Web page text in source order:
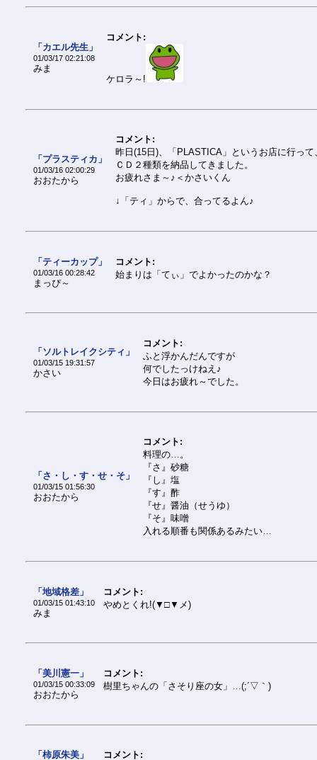
「カエル先生」
01/03/17 02:21:08
みま
コメント:
ケロラ～!
「プラスティカ」
01/03/16 02:00:29
おおたから
コメント:
昨日(15日)、「PLASTICA」というお店に行って
ＣＤ２種類を納品してきました。
お疲れさま～♪＜かさいくん
↓「ティ」からで、合ってるよん♪
「ティーカップ」
01/03/16 00:28:42
まっぴ～
コメント:
始まりは「てぃ」でよかったのかな？
「ソルトレイクシティ」
01/03/15 19:31:57
かさい
コメント:
ふと浮かんだんですが
何でしたっけねえ♪
今日はお疲れ～でした。
「さ・し・す・せ・そ」
01/03/15 01:56:30
おおたから
コメント:
料理の…。
『さ』砂糖
『し』塩
『す』酢
『せ』醤油（せうゆ）
『そ』味噌
入れる順番も関係あるみたい…
「地域格差」
01/03/15 01:43:10
みま
コメント:
やめとくれ!(▼□▼メ)
「美川憲一」
01/03/15 00:33:09
おおたから
コメント:
樹里ちゃんの「さそり座の女」…(;´▽｀)
「柿原朱美」 コメント: